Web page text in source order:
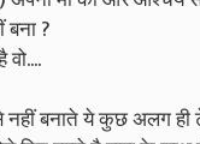
बना ?
वो....
बनाते ये कुछ अलग ही